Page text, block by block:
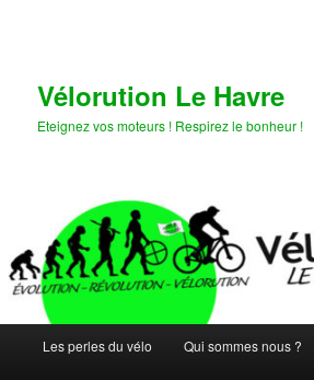
Vélorution Le Havre
Eteignez vos moteurs ! Respirez le bonheur !
principal
Les perles du vélo Qui sommes nous ?